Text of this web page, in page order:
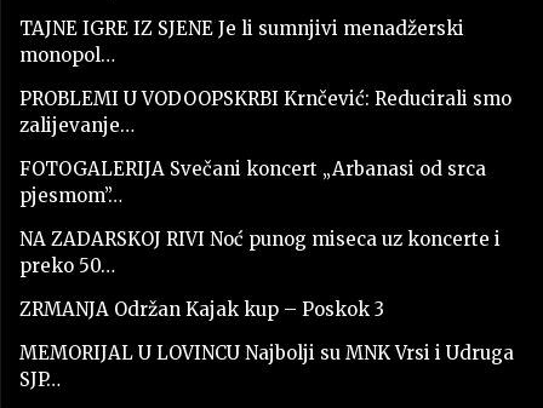
TAJNE IGRE IZ SJENE Je li sumnjivi menadžerski
monopol…
PROBLEMI U VODOOPSKRBI Krnčević: Reducirali smo
zalijevanje…
FOTOGALERIJA Svečani koncert „Arbanasi od srca
pjesmom”…
NA ZADARSKOJ RIVI Noć punog miseca uz koncerte i
preko 50…
ZRMANJA Održan Kajak kup – Poskok 3
MEMORIJAL U LOVINCU Najbolji su MNK Vrsi i Udruga
SJP…